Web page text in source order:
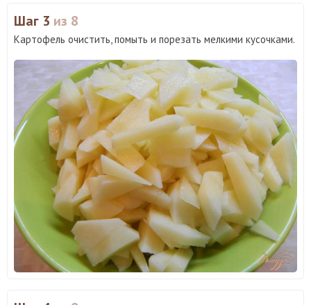
Шаг 3 из 8
Картофель очистить, помыть и порезать мелкими кусочками.